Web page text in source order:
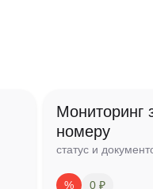
Мониторинг
номеру
статус и
% 0 ₽